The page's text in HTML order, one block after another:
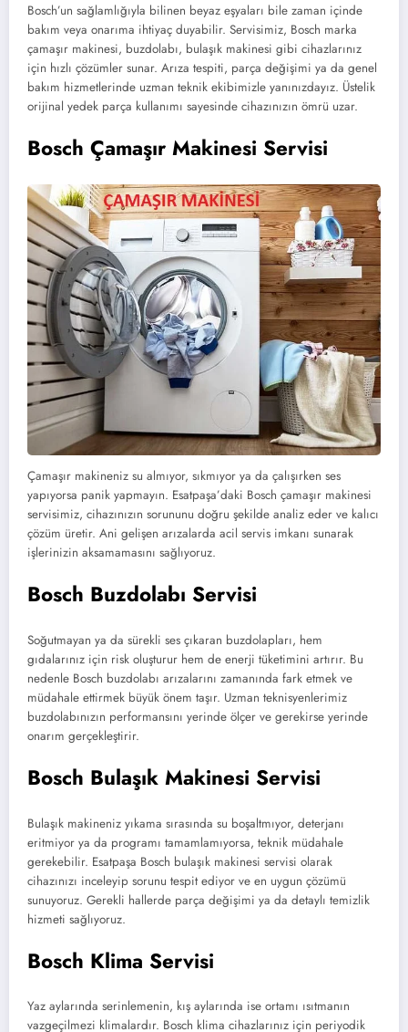
Bosch’un sağlamlığıyla bilinen beyaz eşyaları bile zaman içinde
bakım veya onarıma ihtiyaç duyabilir. Servisimiz, Bosch marka
çamaşır makinesi, buzdolabı, bulaşık makinesi gibi cihazlarınız
için hızlı çözümler sunar. Arıza tespiti, parça değişimi ya da genel
bakım hizmetlerinde uzman teknik ekibimizle yanınızdayız. Üstelik
orijinal yedek parça kullanımı sayesinde cihazınızın ömrü uzar.
Bosch Çamaşır Makinesi Servisi
Çamaşır makineniz su almıyor, sıkmıyor ya da çalışırken ses
yapıyorsa panik yapmayın. Esatpaşa’daki Bosch çamaşır makinesi
servisimiz, cihazınızın sorununu doğru şekilde analiz eder ve kalıcı
çözüm üretir. Ani gelişen arızalarda acil servis imkanı sunarak
işlerinizin aksamamasını sağlıyoruz.
Bosch Buzdolabı Servisi
Soğutmayan ya da sürekli ses çıkaran buzdolapları, hem
gıdalarınız için risk oluşturur hem de enerji tüketimini artırır. Bu
nedenle Bosch buzdolabı arızalarını zamanında fark etmek ve
müdahale ettirmek büyük önem taşır. Uzman teknisyenlerimiz
buzdolabınızın performansını yerinde ölçer ve gerekirse yerinde
onarım gerçekleştirir.
Bosch Bulaşık Makinesi Servisi
Bulaşık makineniz yıkama sırasında su boşaltmıyor, deterjanı
eritmiyor ya da programı tamamlamıyorsa, teknik müdahale
gerekebilir. Esatpaşa Bosch bulaşık makinesi servisi olarak
cihazınızı inceleyip sorunu tespit ediyor ve en uygun çözümü
sunuyoruz. Gerekli hallerde parça değişimi ya da detaylı temizlik
hizmeti sağlıyoruz.
Bosch Klima Servisi
Yaz aylarında serinlemenin, kış aylarında ise ortamı ısıtmanın
vazgeçilmezi klimalardır. Bosch klima cihazlarınız için periyodik